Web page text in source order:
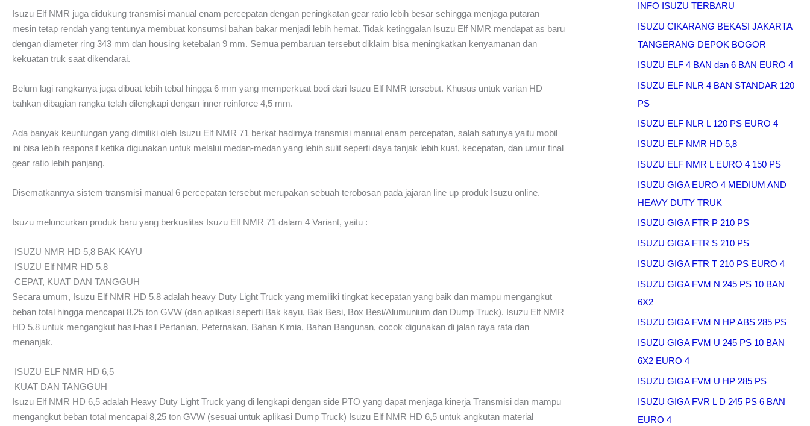
Isuzu Elf NMR juga didukung transmisi manual enam percepatan dengan peningkatan gear ratio lebih besar sehingga menjaga putaran
mesin tetap rendah yang tentunya membuat konsumsi bahan bakar menjadi lebih hemat. Tidak ketinggalan Isuzu Elf NMR mendapat as baru
dengan diameter ring 343 mm dan housing ketebalan 9 mm. Semua pembaruan tersebut diklaim bisa meningkatkan kenyamanan dan
kekuatan truk saat dikendarai.
Belum lagi rangkanya juga dibuat lebih tebal hingga 6 mm yang memperkuat bodi dari Isuzu Elf NMR tersebut. Khusus untuk varian HD
bahkan dibagian rangka telah dilengkapi dengan inner reinforce 4,5 mm.
Ada banyak keuntungan yang dimiliki oleh Isuzu Elf NMR 71 berkat hadirnya transmisi manual enam percepatan, salah satunya yaitu mobil
ini bisa lebih responsif ketika digunakan untuk melalui medan-medan yang lebih sulit seperti daya tanjak lebih kuat, kecepatan, dan umur final
gear ratio lebih panjang.
Disematkannya sistem transmisi manual 6 percepatan tersebut merupakan sebuah terobosan pada jajaran line up produk Isuzu online.
Isuzu meluncurkan produk baru yang berkualitas Isuzu Elf NMR 71 dalam 4 Variant, yaitu :
ISUZU NMR HD 5,8 BAK KAYU
ISUZU Elf NMR HD 5.8
CEPAT, KUAT DAN TANGGUH
Secara umum, Isuzu Elf NMR HD 5.8 adalah heavy Duty Light Truck yang memiliki tingkat kecepatan yang baik dan mampu mengangkut
beban total hingga mencapai 8,25 ton GVW (dan aplikasi seperti Bak kayu, Bak Besi, Box Besi/Alumunium dan Dump Truck). Isuzu Elf NMR
HD 5.8 untuk mengangkut hasil-hasil Pertanian, Peternakan, Bahan Kimia, Bahan Bangunan, cocok digunakan di jalan raya rata dan
menanjak.
ISUZU ELF NMR HD 6,5
KUAT DAN TANGGUH
Isuzu Elf NMR HD 6,5 adalah Heavy Duty Light Truck yang di lengkapi dengan side PTO yang dapat menjaga kinerja Transmisi dan mampu
mengangkut beban total mencapai 8,25 ton GVW (sesuai untuk aplikasi Dump Truck) Isuzu Elf NMR HD 6,5 untuk angkutan material
INFO ISUZU TERBARU
ISUZU CIKARANG BEKASI JAKARTA
TANGERANG DEPOK BOGOR
ISUZU ELF 4 BAN dan 6 BAN EURO 4
ISUZU ELF NLR 4 BAN STANDAR 120
PS
ISUZU ELF NLR L 120 PS EURO 4
ISUZU ELF NMR HD 5,8
ISUZU ELF NMR L EURO 4 150 PS
ISUZU GIGA EURO 4 MEDIUM AND
HEAVY DUTY TRUK
ISUZU GIGA FTR P 210 PS
ISUZU GIGA FTR S 210 PS
ISUZU GIGA FTR T 210 PS EURO 4
ISUZU GIGA FVM N 245 PS 10 BAN
6X2
ISUZU GIGA FVM N HP ABS 285 PS
ISUZU GIGA FVM U 245 PS 10 BAN
6X2 EURO 4
ISUZU GIGA FVM U HP 285 PS
ISUZU GIGA FVR L D 245 PS 6 BAN
EURO 4